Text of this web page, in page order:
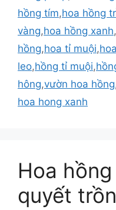
hồng tím,hoa hồng
vàng,hoa hồng xanh,
hồng,hoa tỉ muội,
leo,hồng tỉ muội,
hông,vườn hoa hồng
hoa hong xanh
Hoa
quyết